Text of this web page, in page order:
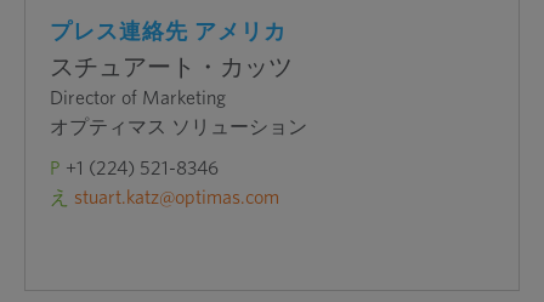
プレス連絡先 アメリカ
スチュアート・カッツ
Director of Marketing
オプティマス ソリューション
P +1 (224) 521-8346
え
stuart.katz@optimas.com